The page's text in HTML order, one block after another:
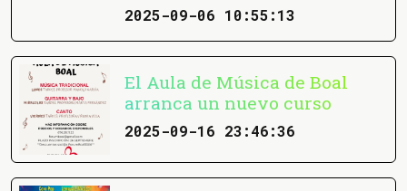
2025-09-06 10:55:13
El Aula de Música de Boal
arranca un nuevo curso
2025-09-16 23:46:36